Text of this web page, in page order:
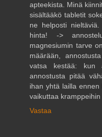
apteekista. Minä
sisältääkö tabletit
ne helposti
hinta! ->
magnesiumin tarve
määrään,
vatsa kestää: kun
annostusta pitää
ihan yhtä lailla
vaikuttaa
Vastaa